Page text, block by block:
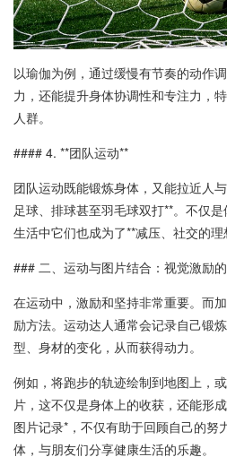
以瑜伽为例，通过缓慢有节奏的动作
力，还能提升身体协调性和专注力，
人群。
#### 4. **团队运动**
团队运动既能锻炼身体，又能拉近人
足球、排球甚至羽毛球双打**。不仅
生活中它们也成为了**减压、社交的理
### 二、运动与图片结合：视觉激励
在运动中，激励和坚持非常重要。而
励方法。运动达人通常会记录自己锻
型、身材的变化，从而获得动力。
例如，将跑步的轨迹绘制到地图上，
片，这不仅是身体上的收获，还能形
图片记录*，不仅有助于回顾自己的努
体，与朋友们分享健康生活的乐趣。